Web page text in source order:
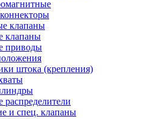
клапаны
клапаны
приводы
штока (крепления)
распределители
и спец. клапаны